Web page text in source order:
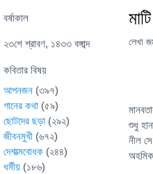
লেখা
শুধু
নীল
বর্ষাকাল
২৩শে শ্রাবণ, ১৪৩৩ বঙ্গাব্দ
কবিতার বিষয়
আপনজন (৩৯৭)
গানের কথা (৫৯)
ছোটদের ছড়া (২৯২)
জীবনমুখী (৬৭২)
দেশাত্মবোধক (২৪৪)
ধর্মীয় (১৮৬)